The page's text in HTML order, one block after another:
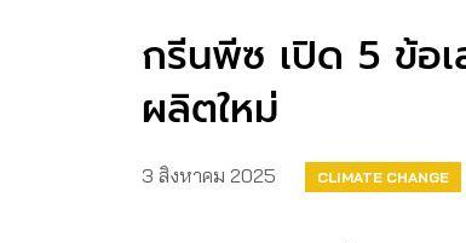
กรีนพีซ เปิด 5 ข้อ
ผลิตใหม่
3 สิงหาคม 2025 CLIMATE CHANGE